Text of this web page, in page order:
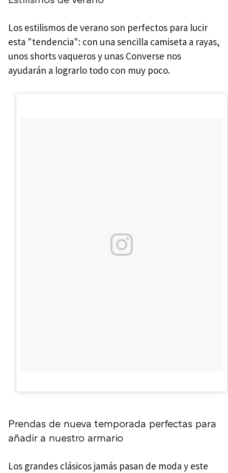
Los estilismos de verano son perfectos para lucir
esta "tendencia": con una sencilla camiseta a rayas,
unos shorts vaqueros y unas Converse nos
ayudarán a lograrlo todo con muy poco.
Prendas de nueva temporada perfectas para
añadir a nuestro armario
Los grandes clásicos jamás pasan de moda y este